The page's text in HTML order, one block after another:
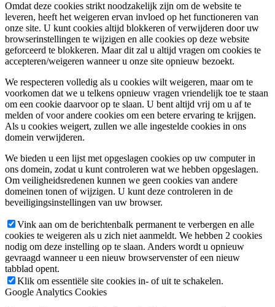
Omdat deze cookies strikt noodzakelijk zijn om de website te
leveren, heeft het weigeren ervan invloed op het functioneren van
onze site. U kunt cookies altijd blokkeren of verwijderen door uw
browserinstellingen te wijzigen en alle cookies op deze website
geforceerd te blokkeren. Maar dit zal u altijd vragen om cookies te
accepteren/weigeren wanneer u onze site opnieuw bezoekt.
We respecteren volledig als u cookies wilt weigeren, maar om te
voorkomen dat we u telkens opnieuw vragen vriendelijk toe te staan
om een cookie daarvoor op te slaan. U bent altijd vrij om u af te
melden of voor andere cookies om een betere ervaring te krijgen.
Als u cookies weigert, zullen we alle ingestelde cookies in ons
domein verwijderen.
We bieden u een lijst met opgeslagen cookies op uw computer in
ons domein, zodat u kunt controleren wat we hebben opgeslagen.
Om veiligheidsredenen kunnen we geen cookies van andere
domeinen tonen of wijzigen. U kunt deze controleren in de
beveiligingsinstellingen van uw browser.
Vink aan om de berichtenbalk permanent te verbergen en alle
cookies te weigeren als u zich niet aanmeldt. We hebben 2 cookies
nodig om deze instelling op te slaan. Anders wordt u opnieuw
gevraagd wanneer u een nieuw browservenster of een nieuw
tabblad opent.
Klik om essentiële site cookies in- of uit te schakelen.
Google Analytics Cookies